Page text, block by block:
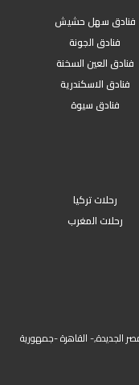
فنادق سهل حشيش
فنادق الجونة
فنادق العين السخنة
فنادق الاسكندرية
فنادق سيوة
رحلات تركيا
رحلات المغرب
الثالث, مصر الجديدة,- القاهرة -جمهورية